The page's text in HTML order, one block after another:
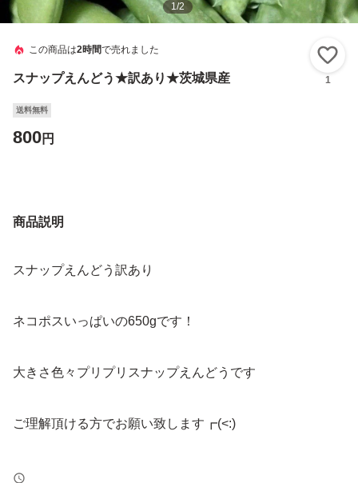
1/2
この商品は2時間で売れました
スナップえんどう★訳あり★茨城県産 1
送料無料
800円
商品説明
スナップえんどう訳あり
ネコポスいっぱいの650gです！
大きさ色々プリプリスナップえんどうです
ご理解頂ける方でお願い致します┏(<:)
昨年に引き続きよろしくお願い致します♪